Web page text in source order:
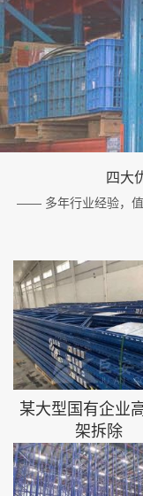
四大
—— 多年行业经验，值
某大型国有企业
架拆除